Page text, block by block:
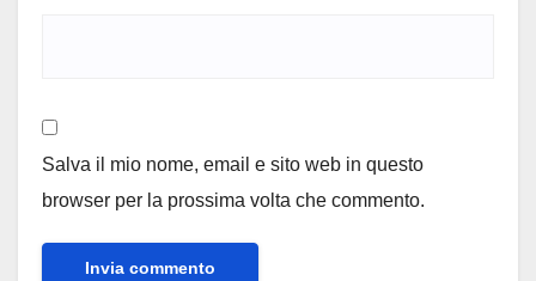
Salva il mio nome, email e sito web in questo
browser per la prossima volta che commento.